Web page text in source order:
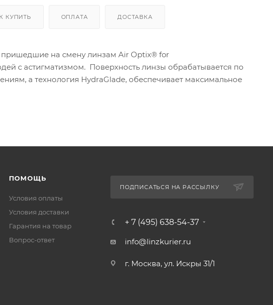
КУПИТЬ ОПЛАТА ДОСТАВКА
на смену линзам Air Optix® for
с астигматизмом. Поверхность линзы обрабатывается по
а технология HydraGlade, обеспечивает максимальное
ПОМОЩЬ
Условия оплаты
Условия доставки
Гарантия на товар
Вопрос-ответ
ПОДПИСАТЬСЯ НА РАССЫЛКУ
+ 7 (495) 638-54-37
info@linzkurier.ru
г. Москва, ул. Искры 31/1